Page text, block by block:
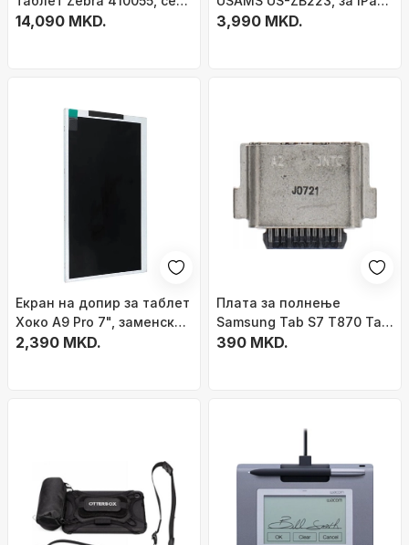
додаток, црна
14,090 MKD.
врв 1.5 mm, бело
3,990 MKD.
Екран на допир за таблет
Хоко A9 Pro 7", заменски,
бел
2,390 MKD.
Плата за полнење
Samsung Tab S7 T870 Tab
S8, USB конектор,
390 MKD.